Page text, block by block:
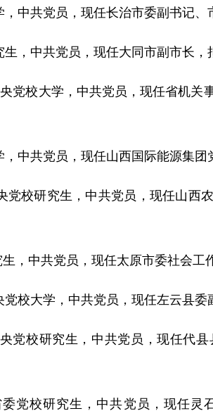
共党员，现任长治市委副书记、
中共党员，现任大同市副市长，
校大学，中共党员，现任省机关
共党员，现任山西国际能源集团
校研究生，中共党员，现任山西
中共党员，现任太原市委社会工
大学，中共党员，现任左云县委
校研究生，中共党员，现任代县
校研究生，中共党员，现任灵